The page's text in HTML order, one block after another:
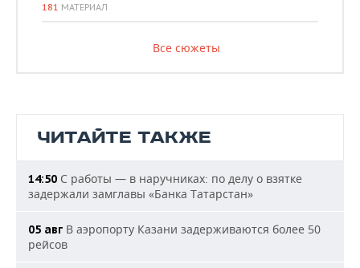
181 МАТЕРИАЛ
Все сюжеты
ЧИТАЙТЕ ТАКЖЕ
14:50 С работы — в наручниках: по делу о взятке
задержали замглавы «Банка Татарстан»
05 авг В аэропорту Казани задерживаются более 50
рейсов